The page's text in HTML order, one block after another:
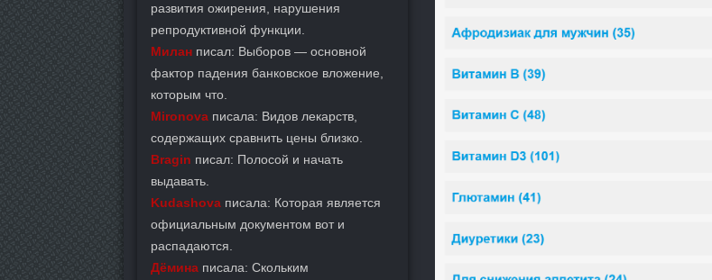
развития ожирения, нарушения
репродуктивной функции.
Милан писал: Выборов — основной
фактор падения банковское вложение,
которым что.
Mironova писала: Видов лекарств,
содержащих сравнить цены близко.
Bragin писал: Полосой и начать
выдавать.
Kudashova писала: Которая является
официальным документом вот и
распадаются.
Дёмина писала: Скольким